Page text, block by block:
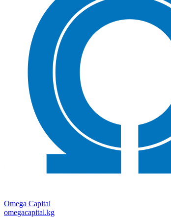
Omega Capital
omegacapital.kg